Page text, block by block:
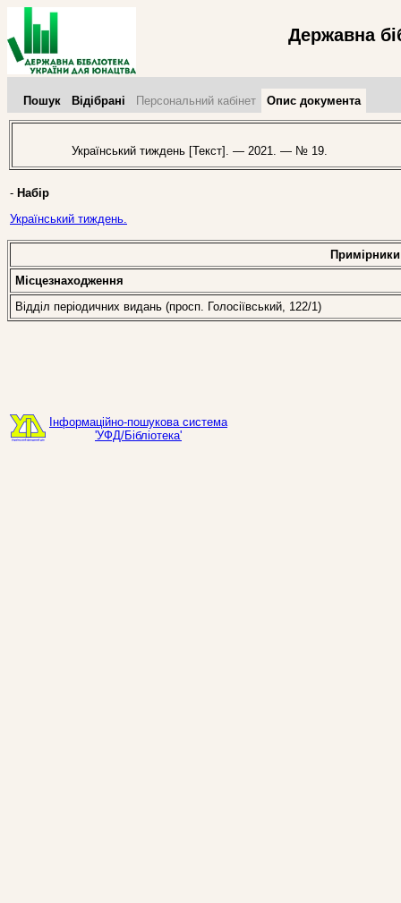
Державна
Пошук Відібрані Персональний кабінет Опис документа
Український тиждень [Текст]. — 2021. — № 19.
- Набір
Український тиждень.
Примірники
Місцезнаходження
Відділ періодичних видань (просп. Голосіївський, 122/1)
Інформаційно-пошукова система
'УФД/Бібліотека'